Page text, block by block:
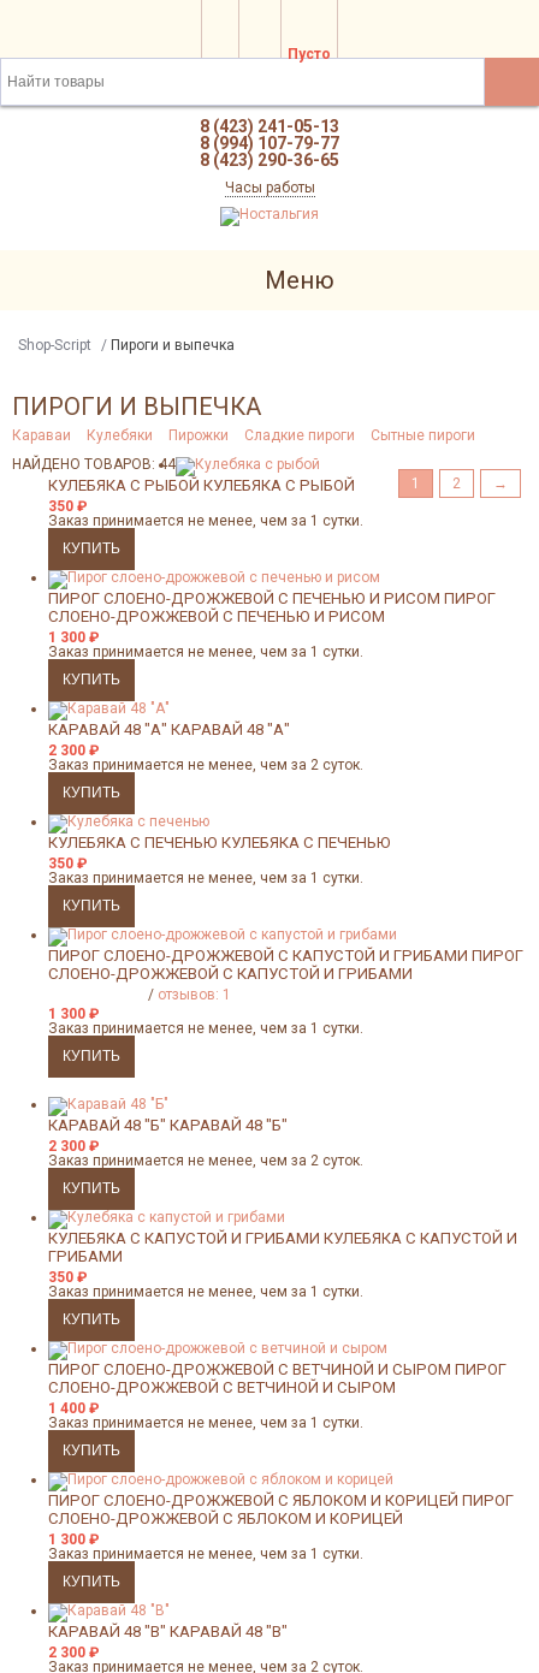
Пусто
8 (423) 241-05-13
8 (994) 107-79-77
8 (423) 290-36-65
Часы работы
Меню
Shop-Script / Пироги и выпечка
ПИРОГИ И ВЫПЕЧКА
Караваи Кулебяки Пирожки Сладкие пироги
Сытные пироги
НАЙДЕНО ТОВАРОВ: 44
1
2 →
КУЛЕБЯКА С РЫБОЙ КУЛЕБЯКА С РЫБОЙ
350 ₽
Заказ принимается не менее, чем за 1 сутки.
ПИРОГ СЛОЕНО-ДРОЖЖЕВОЙ С ПЕЧЕНЬЮ И РИСОМ ПИРОГ
СЛОЕНО-ДРОЖЖЕВОЙ С ПЕЧЕНЬЮ И РИСОМ
1 300 ₽
Заказ принимается не менее, чем за 1 сутки.
КАРАВАЙ 48 "А" КАРАВАЙ 48 "А"
2 300 ₽
Заказ принимается не менее, чем за 2 суток.
КУЛЕБЯКА С ПЕЧЕНЬЮ КУЛЕБЯКА С ПЕЧЕНЬЮ
350 ₽
Заказ принимается не менее, чем за 1 сутки.
ПИРОГ СЛОЕНО-ДРОЖЖЕВОЙ С КАПУСТОЙ И ГРИБАМИ ПИРОГ
СЛОЕНО-ДРОЖЖЕВОЙ С КАПУСТОЙ И ГРИБАМИ
/ отзывов: 1
1 300 ₽
Заказ принимается не менее, чем за 1 сутки.
КАРАВАЙ 48 "Б" КАРАВАЙ 48 "Б"
2 300 ₽
Заказ принимается не менее, чем за 2 суток.
КУЛЕБЯКА С КАПУСТОЙ И ГРИБАМИ КУЛЕБЯКА С КАПУСТОЙ И
ГРИБАМИ
350 ₽
Заказ принимается не менее, чем за 1 сутки.
ПИРОГ СЛОЕНО-ДРОЖЖЕВОЙ С ВЕТЧИНОЙ И СЫРОМ ПИРОГ
СЛОЕНО-ДРОЖЖЕВОЙ С ВЕТЧИНОЙ И СЫРОМ
1 400 ₽
Заказ принимается не менее, чем за 1 сутки.
ПИРОГ СЛОЕНО-ДРОЖЖЕВОЙ С ЯБЛОКОМ И КОРИЦЕЙ ПИРОГ
СЛОЕНО-ДРОЖЖЕВОЙ С ЯБЛОКОМ И КОРИЦЕЙ
1 300 ₽
Заказ принимается не менее, чем за 1 сутки.
КАРАВАЙ 48 "В" КАРАВАЙ 48 "В"
2 300 ₽
Заказ принимается не менее, чем за 2 суток.